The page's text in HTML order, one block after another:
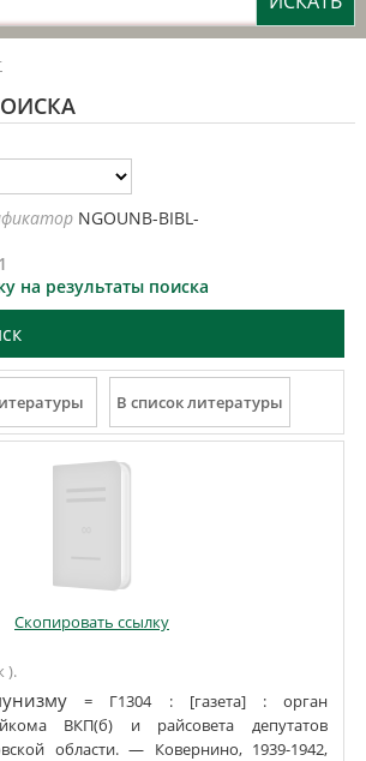
NGOUNB-BIBL-
1
на результаты поиска
Скопировать ссылку
).
= Г1304 : [газета] :
орган
ВКП(б) и райсовета депутатов
области. — Ковернино,1939-1942,